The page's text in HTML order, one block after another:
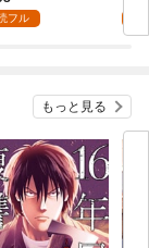
フル
もっと見る